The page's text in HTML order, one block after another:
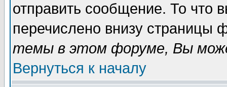
отправить сообщение. То что
перечислено внизу страницы
темы в этом форуме, Вы
Вернуться к началу